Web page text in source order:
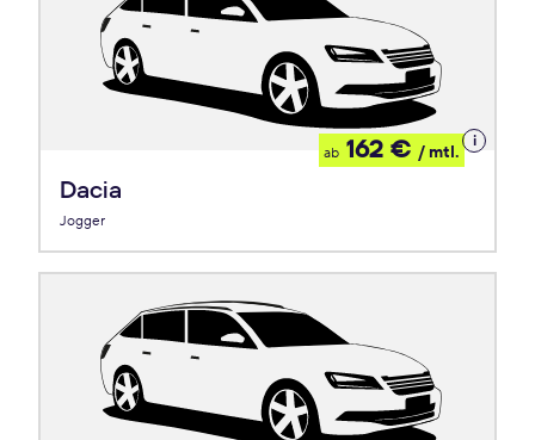
Dacia
Jogger
ab 162 € / mtl.
Details
zum